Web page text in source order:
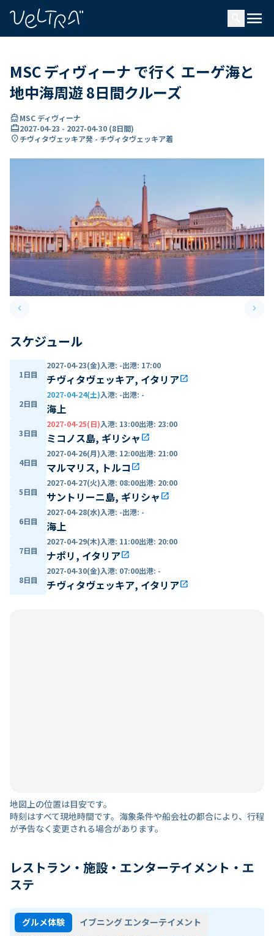
menu
MSC ディヴィーナ で行く エーゲ海と
地中海周遊 8日間クルーズ
directions_boatMSC ディヴィーナ
card_travel2027-04-23 - 2027-04-30 (8日間)
location_onチヴィタヴェッキア発 - チヴィタヴェッキア着
keyboard_arrow_leftPrevious slide keyboard_arrow_right
スケジュール
1日目
2027-04-23(金)入港: -出港: 17:00
チヴィタヴェッキア, イタリアopen_in_new
2日目
2027-04-24(土)入港: -出港: -
海上
3日目
2027-04-25(日)入港: 13:00出港: 23:00
ミコノス島, ギリシャ open_in_new
4日目
2027-04-26(月)入港: 12:00出港: 21:00
マルマリス, トルコ open_in_new
5日目
2027-04-27(火)入港: 08:00出港: 20:00
サントリーニ島, ギリシャ open_in_new
6日目
2027-04-28(水)入港: -出港: -
海上
7日目
2027-04-29(木)入港: 11:00出港: 20:00
ナポリ, イタリアopen_in_new
8日目
2027-04-30(金)入港: 07:00出港: -
チヴィタヴェッキア, イタリアopen_in_new
地図上の位置は目安です。
時刻はすべて現地時間です。海象条件や船会社の都合により、行程
が予告なく変更される場合があります。
レストラン・施設・エンターテイメント・エ
ステ
グルメ体験
イブニング エンターテイメント